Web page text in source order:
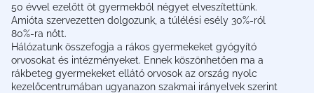
50 évvel ezelőtt öt gyermekből négyet elveszítettünk.
Amióta szervezetten dolgozunk, a túlélési esély 30%-ról
80%-ra nőtt.
Hálózatunk összefogja a rákos gyermekeket gyógyító
orvosokat és intézményeket. Ennek köszönhetően ma a
rákbeteg gyermekeket ellátó orvosok az ország nyolc
kezelőcentrumában ugyanazon szakmai irányelvek szerint